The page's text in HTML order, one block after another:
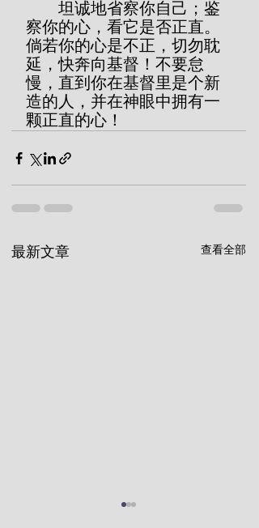
察你的心，看它是否正直。
倘若你的心是不正，切勿耽
延，快奔向基督！不要怠
慢，直到你在基督里是个新
造的人，并在神眼中拥有一
颗正直的心！
最新文章 查看全部